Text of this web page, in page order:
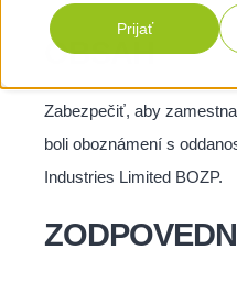
Prijať
OBSAH
Zabezpečiť, aby
boli oboznámení s
Industries Limited BOZP.